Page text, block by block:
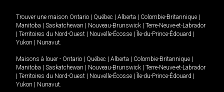
Trouver une maison Ontario | Québec | Alberta | Colombie-Britannique |
Manitoba | Saskatchewan | Nouveau-Brunswick | Terre-Neuve-et-Labrador
| Territoires du Nord-Ouest | Nouvelle-Écosse | Île-du-Prince-Édouard |
Yukon | Nunavut
Maisons à louer - Ontario | Québec | Alberta | Colombie-Britannique |
Manitoba | Saskatchewan | Nouveau-Brunswick | Terre-Neuve-et-Labrador
| Territoires du Nord-Ouest | Nouvelle-Écosse | Île-du-Prince-Édouard |
Yukon | Nunavut